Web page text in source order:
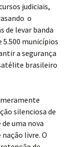
judiciais,
o
de levar banda
municípios
a segurança
brasileiro
silenciosa de
uma nova
livre. O